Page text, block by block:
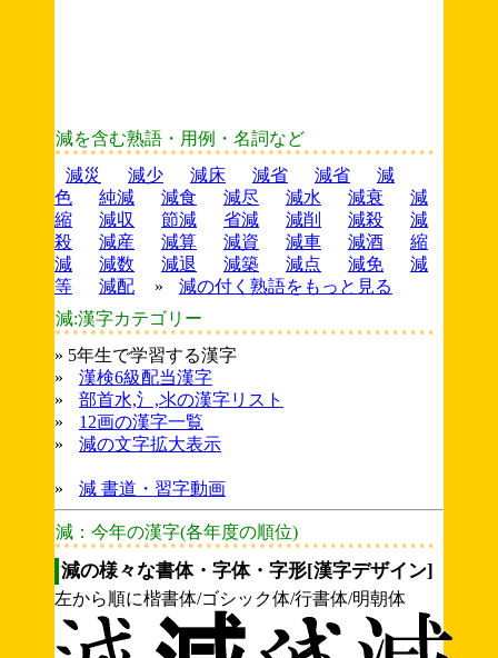
減を含む熟語・用例・名詞など
減災
減少 減床 減省 減省
減
色
純減 減食 減尽 減水 減衰
減
縮
減収 節減 省減 減削 減殺
減
殺
減産 減算 減資 減車 減酒
縮
減
減数 減退 減築 減点 減免
減
等
減配 »
減の付く熟語をもっと見る
減:漢字カテゴリー
» 5年生で学習する漢字
»
漢検6級配当漢字
»
部首水,氵,氺の漢字リスト
»
12画の漢字一覧
»
減の文字拡大表示
» 減 書道・習字動画
減：今年の漢字(各年度の順位)
減の様々な書体・字体・字形[漢字デザイン]
左から順に楷書体/ゴシック体/行書体/明朝体